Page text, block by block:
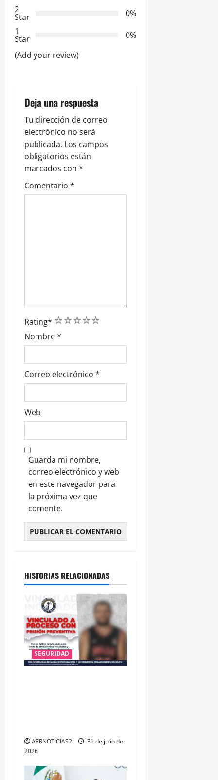
e
e
n
r
a
d
a
s
2
Star
0%
1
Star
0%
(Add your review)
Deja una respuesta
Tu dirección de correo
electrónico no será
publicada. Los campos
obligatorios están
marcados con *
Comentario *
Rating* 5
4
3
2
1
Nombre*
Correo electrónico *
Web
Guarda mi nombre,
correo electrónico y web
en este navegador para
la próxima vez que
comente.
HISTORIAS RELACIONADAS
SEGURIDAD
AERNOTICIAS2
31 de julio de
2026